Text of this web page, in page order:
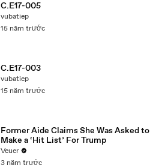
C.E17-005
vubatiep
15 năm trước
C.E17-003
vubatiep
15 năm trước
Former Aide Claims She Was Asked to
Make a ‘Hit List’ For Trump
Veuer
3 năm trước